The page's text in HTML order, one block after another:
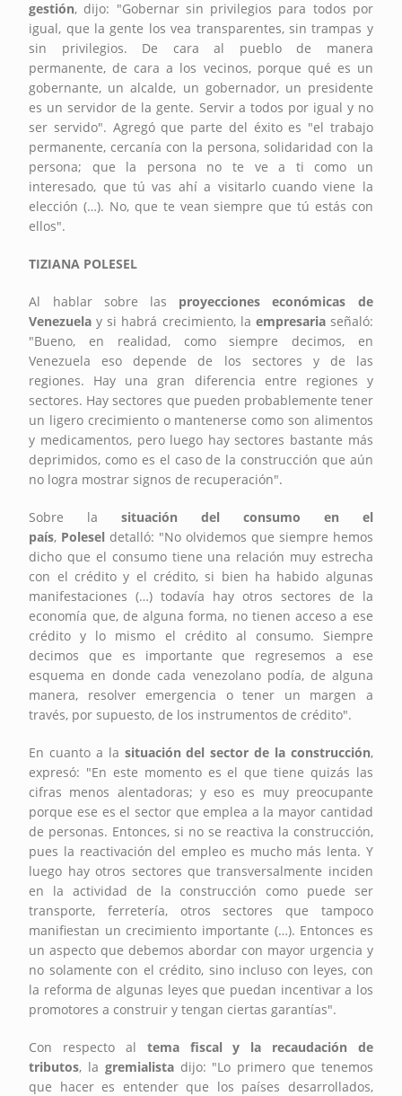
gestión, dijo: "Gobernar sin privilegios para todos por
igual, que la gente los vea transparentes, sin trampas y
sin privilegios. De cara al pueblo de manera
permanente, de cara a los vecinos, porque qué es un
gobernante, un alcalde, un gobernador, un presidente
es un servidor de la gente. Servir a todos por igual y no
ser servido". Agregó que parte del éxito es "el trabajo
permanente, cercanía con la persona, solidaridad con la
persona; que la persona no te ve a ti como un
interesado, que tú vas ahí a visitarlo cuando viene la
elección (…). No, que te vean siempre que tú estás con
ellos".
TIZIANA POLESEL
Al hablar sobre las proyecciones económicas de
Venezuela y si habrá crecimiento, la empresariaseñaló:
"Bueno, en realidad, como siempre decimos, en
Venezuela eso depende de los sectores y de las
regiones. Hay una gran diferencia entre regiones y
sectores. Hay sectores que pueden probablemente tener
un ligero crecimiento o mantenerse como son alimentos
y medicamentos, pero luego hay sectores bastante más
deprimidos, como es el caso de la construcción que aún
no logra mostrar signos de recuperación".
Sobre lasituación del consumo en el
país, Polesel detalló: "No olvidemos que siempre hemos
dicho que el consumo tiene una relación muy estrecha
con el crédito y el crédito, si bien ha habido algunas
manifestaciones (…) todavía hay otros sectores de la
economía que, de alguna forma, no tienen acceso a ese
crédito y lo mismo el crédito al consumo. Siempre
decimos que es importante que regresemos a ese
esquema en donde cada venezolano podía, de alguna
manera, resolver emergencia o tener un margen a
través, por supuesto, de los instrumentos de crédito".
En cuanto a la situación del sector de la construcción,
expresó: "En este momento es el que tiene quizás las
cifras menos alentadoras; y eso es muy preocupante
porque ese es el sector que emplea a la mayor cantidad
de personas. Entonces, si no se reactiva la construcción,
pues la reactivación del empleo es mucho más lenta. Y
luego hay otros sectores que transversalmente inciden
en la actividad de la construcción como puede ser
transporte, ferretería, otros sectores que tampoco
manifiestan un crecimiento importante (…). Entonces es
un aspecto que debemos abordar con mayor urgencia y
no solamente con el crédito, sino incluso con leyes, con
la reforma de algunas leyes que puedan incentivar a los
promotores a construir y tengan ciertas garantías".
Con respecto al tema fiscal y la recaudación de
tributos, la gremialistadijo: "Lo primero que tenemos
que hacer es entender que los países desarrollados,